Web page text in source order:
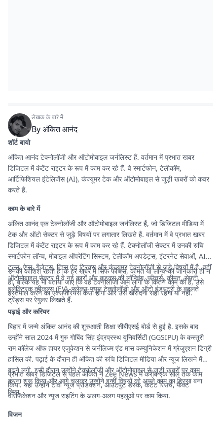
लेखक के बारे में
Byअंकित आनंद
शॉर्ट बायो
अंकित आनंद टेक्नोलॉजी और ऑटोमोबाइल जर्नलिस्ट हैं. वर्तमान में प्रभात खबर
डिजिटल में कंटेंट राइटर के रूप में काम कर रहे हैं. वे स्मार्टफोन, टेलीकॉम,
आर्टिफिशियल इंटेलिजेंस (AI), कंज्यूमर टेक और ऑटोमोबाइल से जुड़ी खबरों को कवर
करते हैं.
काम के बारे में
अंकित आनंद एक टेक्नोलॉजी और ऑटोमोबाइल जर्नलिस्ट हैं, जो डिजिटल मीडिया में
टेक और ऑटो सेक्टर से जुड़े विषयों पर लगातार लिखते हैं. वर्तमान में वे प्रभात खबर
डिजिटल में कंटेंट राइटर के रूप में काम कर रहे हैं. टेक्नोलॉजी सेक्टर में उनकी रुचि
स्मार्टफोन लॉन्च, मोबाइल ऑपरेटिंग सिस्टम, टेलीकॉम अपडेट्स, इंटरनेट सेवाओं, AI
टूल्स, ऐप्स, गैजेट्स, टिप्स एंड ट्रिक्स और कंज्यूमर टेक्नोलॉजी से जुड़े विषयों में है. वहीं
ऑटोमोबाइल सेक्टर में वे नई कारों और बाइक्स की लॉन्चिंग, फीचर्स, कीमत, सेफ्टी,
इलेक्ट्रिक व्हीकल्स (EV), फ्लेक्स-फ्यूल टेक्नोलॉजी और ऑटो इंडस्ट्री के बदलते
ट्रेंड्स पर रेगुलर लिखते हैं.
उनकी कोशिश रहती है कि हर खबर में सिर्फ फीचर्स, कीमत या लॉन्च की जानकारी ही न
हो, बल्कि यह भी बताया जाए कि वह टेक्नोलॉजी आम लोगों के कितने काम की है, उसे
इस्तेमाल करने का एक्सपीरियंस कैसा होगा और उसे खरीदना सही रहेगा या नहीं.
पढ़ाई और करियर
बिहार में जन्मे अंकित आनंद की शुरुआती शिक्षा सीबीएसई बोर्ड से हुई है. इसके बाद
उन्होंने साल 2024 में गुरु गोबिंद सिंह इंद्रप्रस्थ यूनिवर्सिटी (GGSIPU) के कस्तूरी
राम कॉलेज ऑफ हायर एजुकेशन से जर्नलिज्म एंड मास कम्युनिकेशन में ग्रेजुएशन डिग्री
हासिल की. पढ़ाई के दौरान ही अंकित की रुचि डिजिटल मीडिया और न्यूज लिखने में
बढ़ने लगी. इसी दौरान उन्होंने टेक्नोलॉजी और ऑटोमोबाइल से जुड़ी खबरों पर काम
करना शुरू किया और आगे चलकर उन्होंने इन्हीं विषयों को अपने काम का हिस्सा बना
लिया.
प्रभात खबर डिजिटल से पहले अंकित ने Zee News में करीब एक साल तक काम
किया. यहां उन्होंने टीवी न्यूज प्रोडक्शन, आउटपुट डेस्क, कंटेंट रिसर्च, फैक्ट
वेरिफिकेशन और न्यूज राइटिंग के अलग-अलग पहलुओं पर काम किया.
विजन